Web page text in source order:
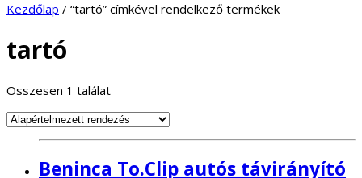
Kezdőlap / “tartó” címkével rendelkező termékek
tartó
Összesen 1 találat
Beninca To.Clip autós távirányító